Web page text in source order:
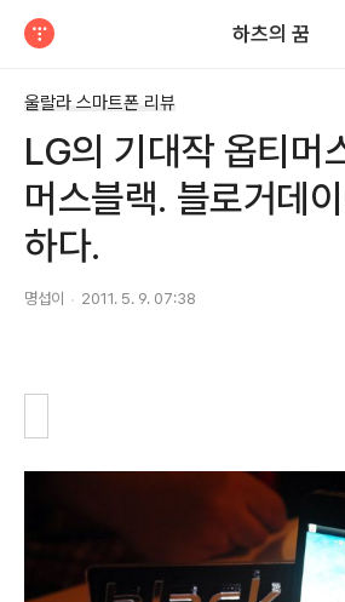
하츠의 꿈
울랄라 스마트폰 리뷰
LG의 기대작 옵티머
머스블랙. 블로거데
하다.
명섭이 2011. 5. 9. 07:38